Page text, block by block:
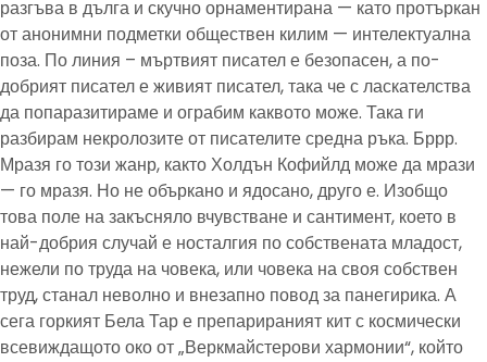
разгъва в дълга и скучно орнаментирана — като протъркан
от анонимни подметки обществен килим — интелектуална
поза. По линия – мъртвият писател е безопасен, а по-
добрият писател е живият писател, така че с ласкателства
да попаразитираме и ограбим каквото може. Така ги
разбирам некролозите от писателите средна ръка. Бррр.
Мразя го този жанр, както Холдън Кофийлд може да мрази
— го мразя. Но не объркано и ядосано, друго е. Изобщо
това поле на закъсняло вчувстване и сантимент, което в
най-добрия случай е носталгия по собствената младост,
нежели по труда на човека, или човека на своя собствен
труд, станал неволно и внезапно повод за панегирика. А
сега горкият Бела Тар е препарираният кит с космически
всевиждащото око от „Веркмайстерови хармонии“, който